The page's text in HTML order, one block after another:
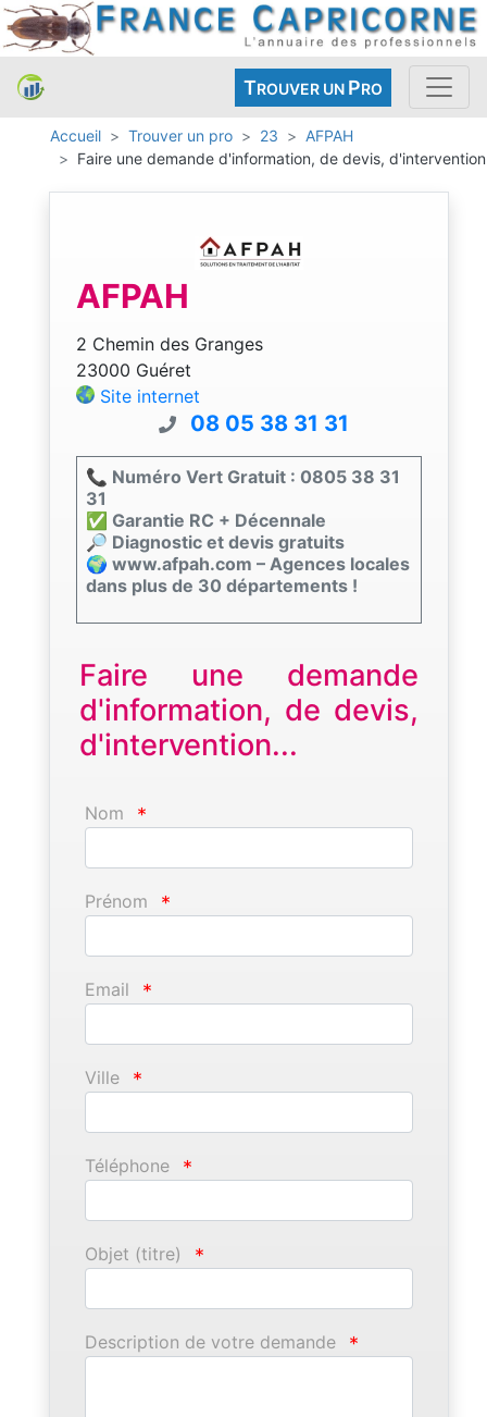
TROUVER UN PRO
Accueil Trouver un pro 23
AFPAH
Faire une demande d'information, de devis, d'intervention
AFPAH
2 Chemin des Granges
23000 Guéret
Site internet
08 05 38 31 31
📞 Numéro Vert Gratuit : 0805 38 31
31
✅ Garantie RC + Décennale
🔎 Diagnostic et devis gratuits
🌍 www.afpah.com – Agences locales
dans plus de 30 départements !
Faire une demande
d'information, de devis,
d'intervention...
Nom *
Prénom *
Email *
Ville *
Téléphone *
Objet (titre) *
Description de votre demande *